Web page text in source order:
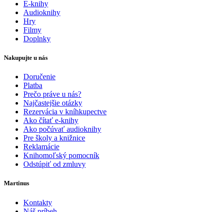
E-knihy
Audioknihy
Hry
Filmy
Doplnky
Nakupujte u nás
Doručenie
Platba
Prečo práve u nás?
Najčastejšie otázky
Rezervácia v kníhkupectve
Ako čítať e-knihy
Ako počúvať audioknihy
Pre školy a knižnice
Reklamácie
Knihomoľský pomocník
Odstúpiť od zmluvy
Martinus
Kontakty